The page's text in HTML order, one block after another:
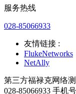
服务热线
028-85066933
友情链接 :
FlukeNetworks
NetAlly
第三方福禄克网络
028-85066933 手机